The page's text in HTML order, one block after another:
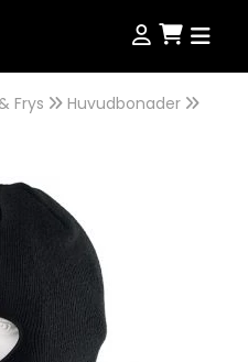
Frys
Huvudbonader